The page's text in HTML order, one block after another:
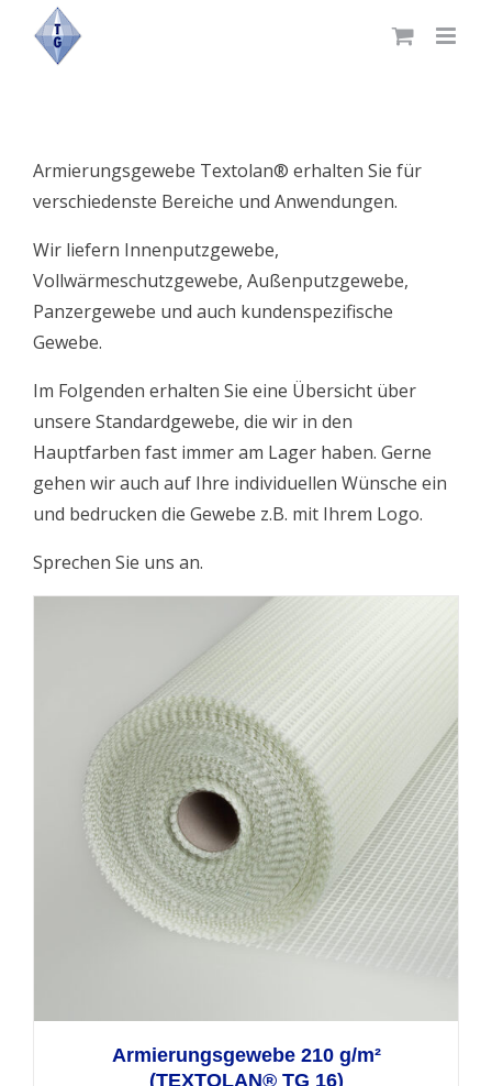
Armierungsgewebe Textolan® erhalten Sie für
verschiedenste Bereiche und Anwendungen.
Wir liefern Innenputzgewebe,
Vollwärmeschutzgewebe, Außenputzgewebe,
Panzergewebe und auch kundenspezifische
Gewebe.
Im Folgenden erhalten Sie eine Übersicht über
unsere Standardgewebe, die wir in den
Hauptfarben fast immer am Lager haben. Gerne
gehen wir auch auf Ihre individuellen Wünsche ein
und bedrucken die Gewebe z.B. mit Ihrem Logo.
Sprechen Sie uns an.
Armierungsgewebe 210 g/m²
(TEXTOLAN® TG 16)